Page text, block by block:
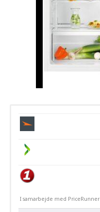
I samarbejde med PriceRunner